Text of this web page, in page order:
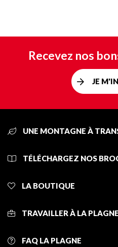
Recevez nos
JE
UNE MONTAGNE À
TÉLÉCHARGEZ NOS
LA BOUTIQUE
TRAVAILLER À LA PLAGNE
FAQ LA PLAGNE